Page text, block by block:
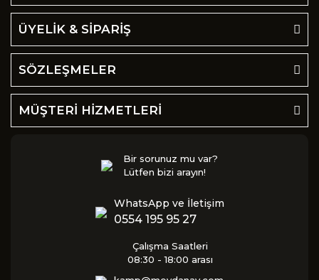
ÜYELİK & SİPARİŞ
SÖZLEŞMELER
MÜŞTERİ HİZMETLERİ
Bir sorunuz mu var?
Lütfen bizi arayın!
WhatsApp ve İletişim
0554 195 95 27
Çalışma Saatleri
08:30 - 18:00 arası